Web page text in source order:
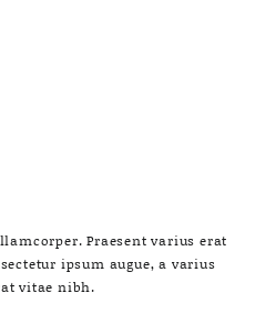
Praesent varius erat
ipsum augue, a varius
vitae nibh.